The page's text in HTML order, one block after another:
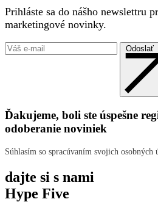
Prihláste sa do nášho newslettru
marketingové novinky.
Ďakujeme, boli ste úspešne
odoberanie noviniek
Súhlasím so spracúvaním svojich osobných
dajte si s nami
Hype Five